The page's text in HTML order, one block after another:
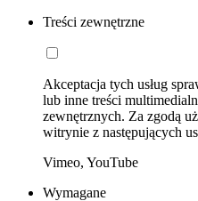
Treści zewnętrzne
Akceptacja tych usług
lub inne treści
zewnętrznych. Za zgodą
witrynie z następujących
Vimeo, YouTube
Wymagane